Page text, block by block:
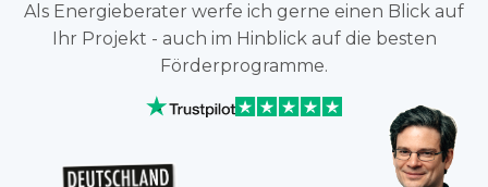
Als Energieberater werfe ich gerne einen Blick auf
Ihr Projekt - auch im Hinblick auf die besten
Förderprogramme.